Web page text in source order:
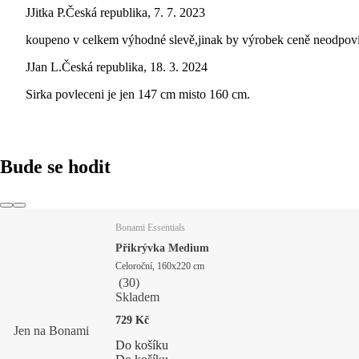
JJitka P.Česká republika, 7. 7. 2023
koupeno v celkem výhodné slevě,jinak by výrobek ceně
JJan L.Česká republika, 18. 3. 2024
Sirka povleceni je jen 147 cm misto 160 cm.
Bude se hodit
Jen na Bonami
Bonami Essentials
Přikrývka Medium
Celoroční, 160x220 cm
(30)
Skladem
729 Kč
Do košíku